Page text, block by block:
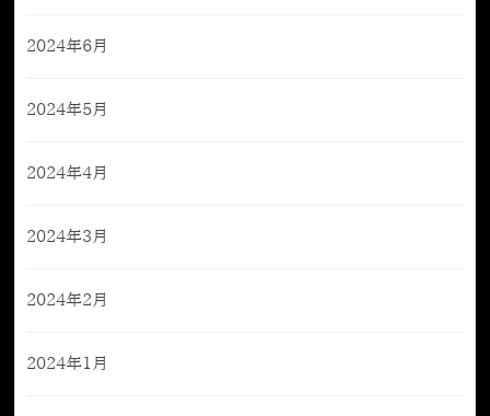
2024年6月
2024年5月
2024年4月
2024年3月
2024年2月
2024年1月